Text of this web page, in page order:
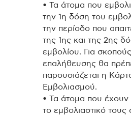
• Τα άτομα που
την 1η δόση του
την περίοδο που
της 1ης και της 2ης
εμβολίου. Για σκοπούς
επαλήθευσης θα
παρουσιάζεται η
Εμβολιασμού.
• Τα άτομα που έχουν
το εμβολιαστικό